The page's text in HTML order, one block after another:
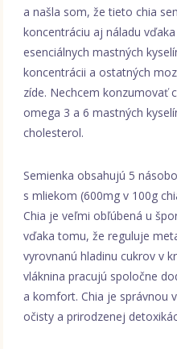
a našla som, že tieto chia
koncentráciu aj náladu
esenciálnych mastných
koncentrácii a ostatných
zíde. Nechcem konzumovať
omega 3 a 6 mastných
cholesterol.
Semienka obsahujú 5
s mliekom (600mg v 100g
Chia je veľmi obľúbená u
vďaka tomu, že reguluje
vyrovnanú hladinu cukrov v
vláknina pracujú spoločne
a komfort. Chia je správnou
očisty a prirodzenej